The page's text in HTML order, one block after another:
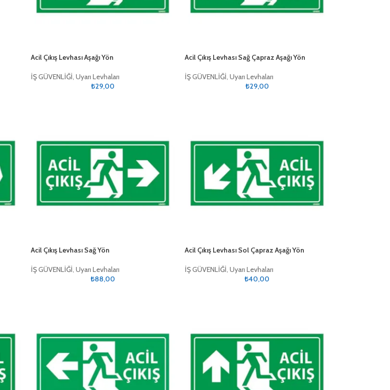
Acil Çıkış Levhası Aşağı Yön
İŞ GÜVENLİĞİ, Uyarı Levhaları
₺29,00
Acil Çıkış Levhası Sağ Çapraz Aşağı Yön
İŞ GÜVENLİĞİ, Uyarı Levhaları
₺29,00
Acil Çıkış Levhası Sağ Yön
İŞ GÜVENLİĞİ, Uyarı Levhaları
₺88,00
Acil Çıkış Levhası Sol Çapraz Aşağı Yön
İŞ GÜVENLİĞİ, Uyarı Levhaları
₺40,00